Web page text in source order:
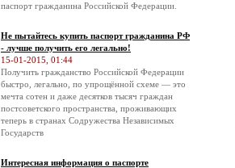
паспорт гражданина Российской Федерации.
Не пытайтесь купить паспорт гражданина РФ
- лучше получить его легально!
15-01-2015, 01:44
Получить гражданство Российской Федерации
быстро, легально, по упрощённой схеме — это
мечта сотен и даже десятков тысяч граждан
постсоветского пространства, проживающих
теперь в странах Содружества Независимых
Государств
Интересная информация о паспорте